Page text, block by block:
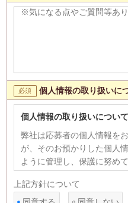
個人情報の取り扱いに
個人情報の取り扱いについて
弊社は応募者の個人情報を
が、そのお預かりした個人
ように管理し、保護に努めて
【個人情報の利用目的】
1)応募者への連絡、採用選
上記方針について